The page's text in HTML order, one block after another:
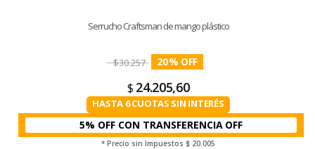
Serrucho Craftsman de mango plástico
$30.257 20%
$ 24.205,60
HASTA 6 CUOTAS SIN INTERÉS
5% OFF CON TRANSFERENCIA
* Precio sin Impuestos $ 20.005